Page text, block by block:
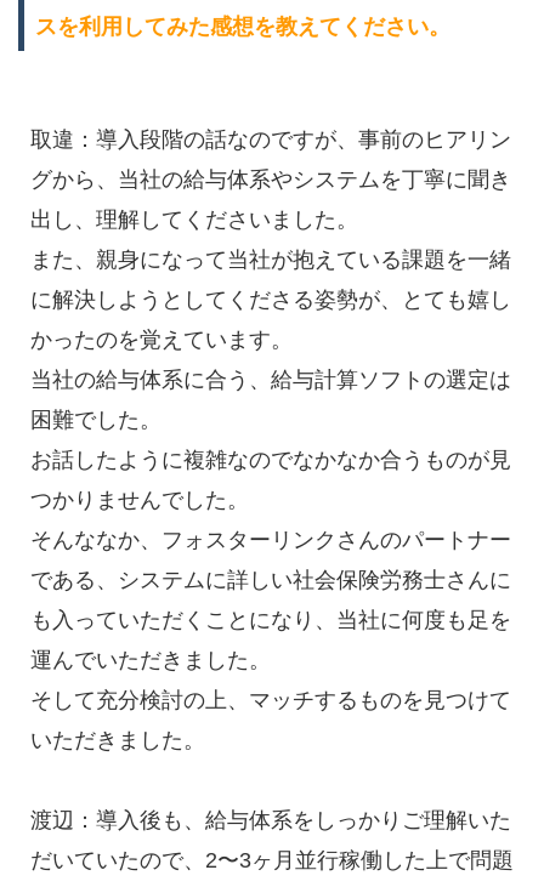
スを利用してみた感想を教えてください。
取違：導入段階の話なのですが、事前のヒアリン
グから、当社の給与体系やシステムを丁寧に聞き
出し、理解してくださいました。
また、親身になって当社が抱えている課題を一緒
に解決しようとしてくださる姿勢が、とても嬉し
かったのを覚えています。
当社の給与体系に合う、給与計算ソフトの選定は
困難でした。
お話したように複雑なのでなかなか合うものが見
つかりませんでした。
そんななか、フォスターリンクさんのパートナー
である、システムに詳しい社会保険労務士さんに
も入っていただくことになり、当社に何度も足を
運んでいただきました。
そして充分検討の上、マッチするものを見つけて
いただきました。
渡辺：導入後も、給与体系をしっかりご理解いた
だいていたので、2〜3ヶ月並行稼働した上で問題